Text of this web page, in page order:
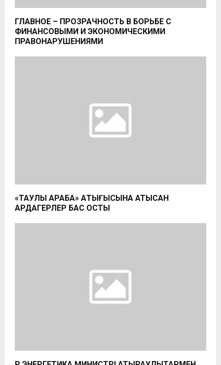
ГЛАВНОЕ – ПРОЗРАЧНОСТЬ В БОРЬБЕ С
ФИНАНСОВЫМИ И ЭКОНОМИЧЕСКИМИ
ПРАВОНАРУШЕНИЯМИ
«ТАУЛЫ ҚАРАБАҚ» ҚАҚТЫҒЫСЫНА ҚАТЫСҚАН
АРДАГЕРЛЕР БАС ҚОСТЫ